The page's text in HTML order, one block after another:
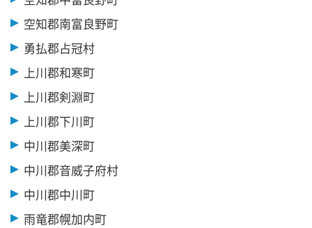
空知郡南富良野町
勇払郡占冠村
上川郡和寒町
上川郡剣淵町
上川郡下川町
中川郡美深町
中川郡音威子府村
中川郡中川町
雨竜郡幌加内町